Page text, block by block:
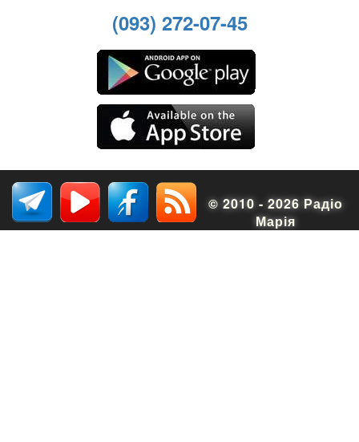
(093) 272-07-45
© 2010 - 2026 Радіо
Марія